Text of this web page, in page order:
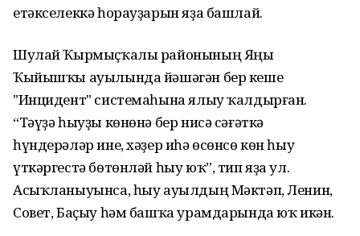
етәкселеккә һорауҙарын яҙа башлай.
Шулай Ҡырмыҫҡалы районының Яңы
Ҡыйышҡы ауылында йәшәгән бер кеше
"Инцидент" системаһына ялыу ҡалдырған.
“Тәүҙә һыуҙы көнөнә бер нисә сәғәткә
һүндерәләр ине, хәҙер иһә өсөнсө көн һыу
үткәргестә бөтөнләй һыу юҡ”, тип яҙа ул.
Асыҡланыуынса, һыу ауылдың Мәктәп, Ленин,
Совет, Баҫыу һәм башҡа урамдарында юҡ икән.